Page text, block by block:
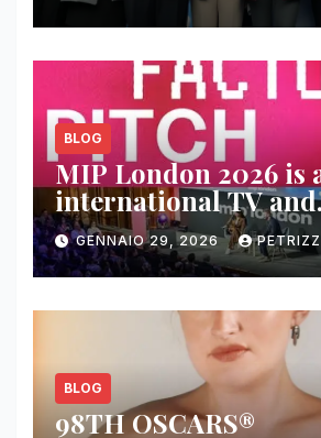
BLOG
MIP London 2026 is
international TV and
streaming content
GENNAIO 29, 2026
BLOG
98TH OSCARS®